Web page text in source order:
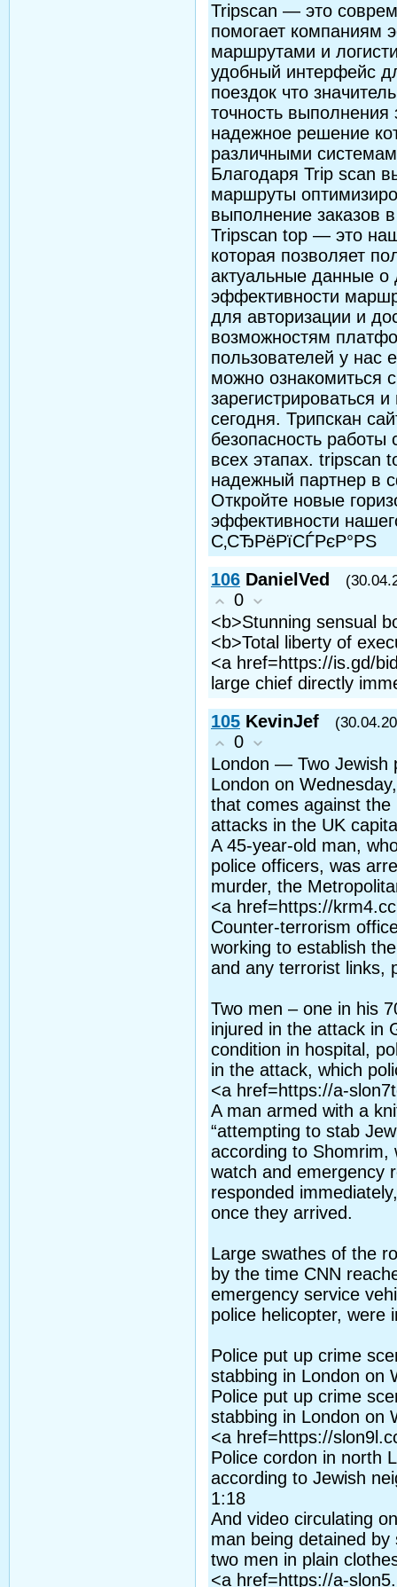
Tripscan — это
помогает компаниям
маршрутами и
удобный интерфейс
поездок что
точность
надежное решение
различными
Благодаря Trip scan
маршруты
выполнение заказов
Tripscan top — это
которая позволяет
актуальные данные о
эффективности
для авторизации и
возможностям
пользователей у нас
можно ознакомиться
зарегистрироваться
сегодня. Трипскан
безопасность
всех этапах.
надежный партнер в
Откройте новые
эффективности
С‚СЂРёРїСЃРєР°РЅ
106 DanielVed
0
<b>Stunning sensual
<b>Total liberty of
<a href=https://is.gd/
large chief directly
105 KevinJef
0
London — Two Jewish
London on
that comes against
attacks in the UK
A 45-year-old man,
police officers, was
murder, the
<a href=https://
Counter-terrorism
working to establish
and any terrorist links,
Two men – one in his
injured in the attack in
condition in hospital,
in the attack, which
<a href=https://a-
A man armed with a
“attempting to stab
according to Shomrim,
watch and emergency
responded
once they arrived.
Large swathes of the
by the time CNN
emergency service
police helicopter, were
Police put up crime
stabbing in London on
Police put up crime
stabbing in London on
<a href=https://
Police cordon in north
according to Jewish
1:18
And video circulating
man being detained
two men in plain
<a href=https://a-